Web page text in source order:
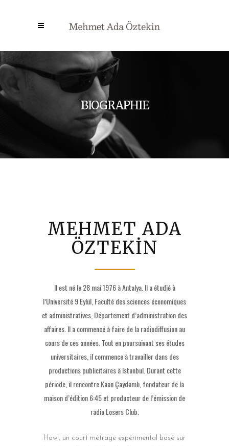
BIOGRAPHIE
MEHMET ADA
ÖZTEKİN
Il est né le 28 mai 1976 à Antalya. Il a étudié à
l’Université 9 Eylül, Faculté des sciences économiques
et administratives, Département d’administration des
affaires. Il a commencé à faire de la radiodiffusion au
cours de ces années. Tout en poursuivant ses études
universitaires, il commence à travailler dans des
productions publicitaires à Istanbul. Durant cette
période, il rencontre Kaan Çaydamlı, fondateur de la
maison d’édition 6:45 et producteur de l’émission de
radio Losers Club.
Howl, un court métrage expérimental basé sur